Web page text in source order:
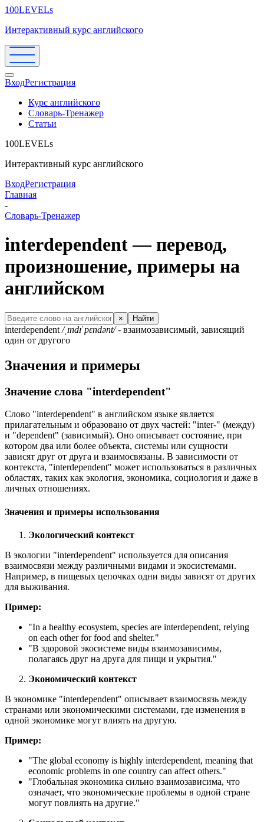
100LEVELs
Интерактивный курс английского
ВходРегистрация
Курс английского
Словарь-Тренажер
Статьи
100LEVELs
Интерактивный курс английского
ВходРегистрация
Главная
-
Словарь-Тренажер
interdependent — перевод,
произношение, примеры на
английском
× Найти
interdependent /ˌɪndɪˈpɛndənt/- взаимозависимый, зависящий
один от другого
Значения и примеры
Значение слова "interdependent"
Слово "interdependent" в английском языке является
прилагательным и образовано от двух частей: "inter-" (между)
и "dependent" (зависимый). Оно описывает состояние, при
котором два или более объекта, системы или сущности
зависят друг от друга и взаимосвязаны. В зависимости от
контекста, "interdependent" может использоваться в различных
областях, таких как экология, экономика, социология и даже в
личных отношениях.
Значения и примеры использования
Экологический контекст
В экологии "interdependent" используется для описания
взаимосвязи между различными видами и экосистемами.
Например, в пищевых цепочках одни виды зависят от других
для выживания.
Пример:
"In a healthy ecosystem, species are interdependent, relying
on each other for food and shelter."
"В здоровой экосистеме виды взаимозависимы,
полагаясь друг на друга для пищи и укрытия."
Экономический контекст
В экономике "interdependent" описывает взаимосвязь между
странами или экономическими системами, где изменения в
одной экономике могут влиять на другую.
Пример:
"The global economy is highly interdependent, meaning that
economic problems in one country can affect others."
"Глобальная экономика сильно взаимозависима, что
означает, что экономические проблемы в одной стране
могут повлиять на другие."